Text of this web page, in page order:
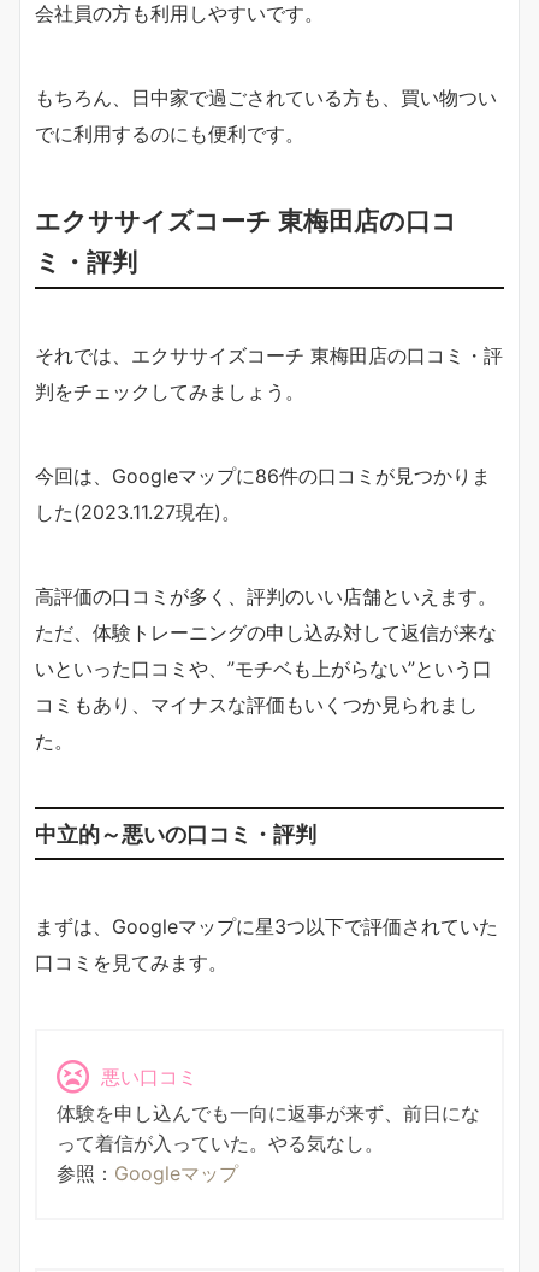
会社員の方も利用しやすいです。
もちろん、日中家で過ごされている方も、買い物つい
でに利用するのにも便利です。
エクササイズコーチ 東梅田店の口コ
ミ・評判
それでは、エクササイズコーチ 東梅田店の口コミ・評
判をチェックしてみましょう。
今回は、Googleマップに86件の口コミが見つかりま
した(2023.11.27現在)。
高評価の口コミが多く、評判のいい店舗といえます。
ただ、体験トレーニングの申し込み対して返信が来な
いといった口コミや、”モチベも上がらない”という口
コミもあり、マイナスな評価もいくつか見られまし
た。
中立的～悪いの口コミ・評判
まずは、Googleマップに星3つ以下で評価されていた
口コミを見てみます。
悪い口コミ
体験を申し込んでも一向に返事が来ず、前日にな
って着信が入っていた。やる気なし。
参照： Googleマップ